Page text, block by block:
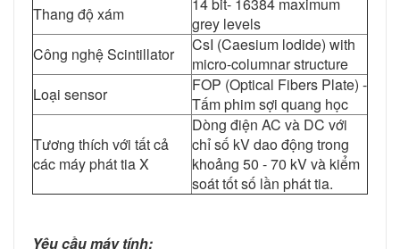
Thang độ xám
14 bit- 16384 maximum
grey levels
Công nghệ Scintillator
CsI (Caesium lodide) with
micro-columnar structure
Loại sensor
FOP (Optical Fibers Plate) -
Tấm phim sợi quang học
Tương thích với tất cả
các máy phát tia X
Dòng điện AC và DC với
chỉ số kV dao động trong
khoảng 50 - 70 kV và kiểm
soát tốt số lần phát tia.
Yêu cầu máy tính: